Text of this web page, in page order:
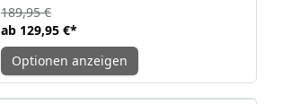
ab 129,95 €*
189,95 €
Optionen anzeigen